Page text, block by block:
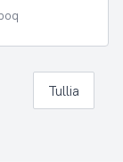
Tullia